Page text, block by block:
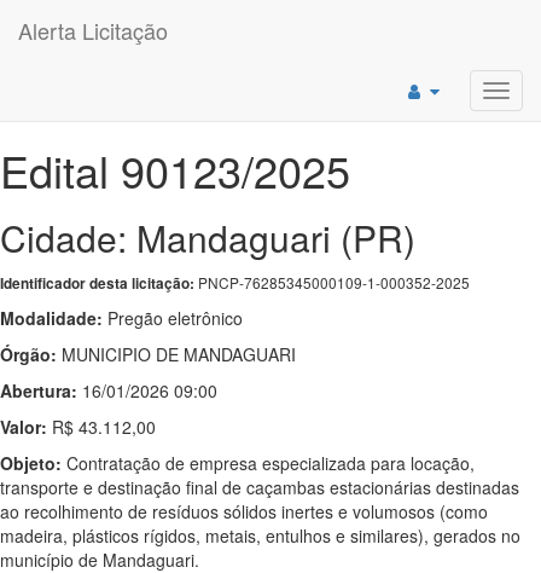
Alerta Licitação
Edital 90123/2025
Cidade: Mandaguari (PR)
Identificador desta licitação: PNCP-76285345000109-1-000352-2025
Modalidade: Pregão eletrônico
Órgão: MUNICIPIO DE MANDAGUARI
Abertura: 16/01/2026 09:00
Valor: R$ 43.112,00
Objeto: Contratação de empresa especializada para locação,
transporte e destinação final de caçambas estacionárias destinadas
ao recolhimento de resíduos sólidos inertes e volumosos (como
madeira, plásticos rígidos, metais, entulhos e similares), gerados no
município de Mandaguari.